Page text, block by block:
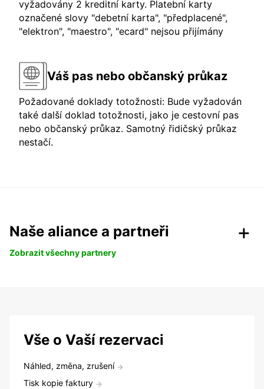
vyžadovány 2 kreditní karty. Platební karty
označené slovy "debetní karta", "předplacené",
"elektron", "maestro", "ecard" nejsou přijímány
Váš pas nebo občanský průkaz
Požadované doklady totožnosti: Bude vyžadován
také další doklad totožnosti, jako je cestovní pas
nebo občanský průkaz. Samotný řidičský průkaz
nestačí.
Naše aliance a partneři
Zobrazit všechny partnery
Vše o Vaší rezervaci
Náhled, změna, zrušení
Tisk kopie faktury